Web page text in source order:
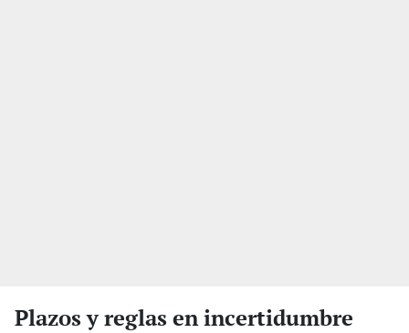
Plazos y reglas en incertidumbre